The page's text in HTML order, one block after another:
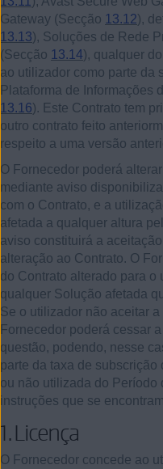
Gateway (Secção 13.12),
13.13), Soluções de Rede
(Secção 13.14), qualquer
ao utilizador como parte da
Plataforma de Informações
13.16). Este Contrato tem
outro contrato feito
respeito a uma versão
O Fornecedor poderá
mediante aviso
com o Contrato, e a
afetada a qualquer altura
aviso constituirá a
alteração ao Contrato. O
do Contrato alterado para
qualquer Solução afetada
Se o utilizador não aceitar
Fornecedor poderá cessar
questão, podendo, nesse
parte da taxa de
ou não utilizada do Período
instruções que se encontram
1.Licença
O Fornecedor concede ao